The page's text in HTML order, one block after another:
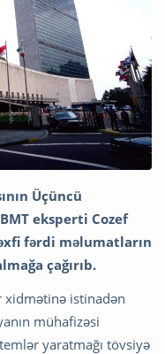
Üçüncü
eksperti Cozef
fərdi məlumatların
çağırıb.
xidmətinə istinadən
mühafizəsi
yaratmağı tövsiyə